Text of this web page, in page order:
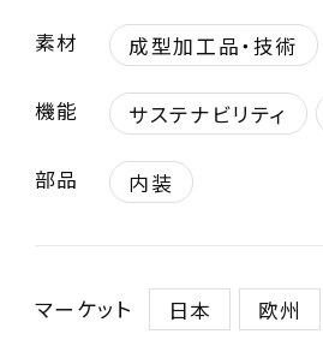
素材 成型加工品・技術
機能 サステナビリティ
部品 内装
マーケット 日本 欧州